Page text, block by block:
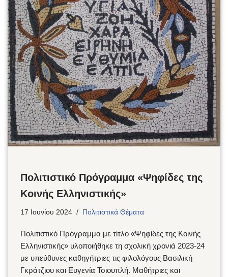
Πολιτιστικό Πρόγραμμα «Ψηφίδες της
Κοινής Ελληνιστικής»
17 Ιουνίου 2024 Πολιτιστικά Θέματα
Πολιτιστικό Πρόγραμμα με τίτλο «Ψηφίδες της Κοινής
Ελληνιστικής» υλοποιήθηκε τη σχολική χρονιά 2023-24
με υπεύθυνες καθηγήτριες τις φιλολόγους Βασιλική
Γκράτζιου και Ευγενία Τσιουπλή. Μαθήτριες και